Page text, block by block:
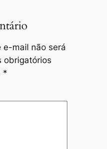
e-mail não será
obrigatórios
*